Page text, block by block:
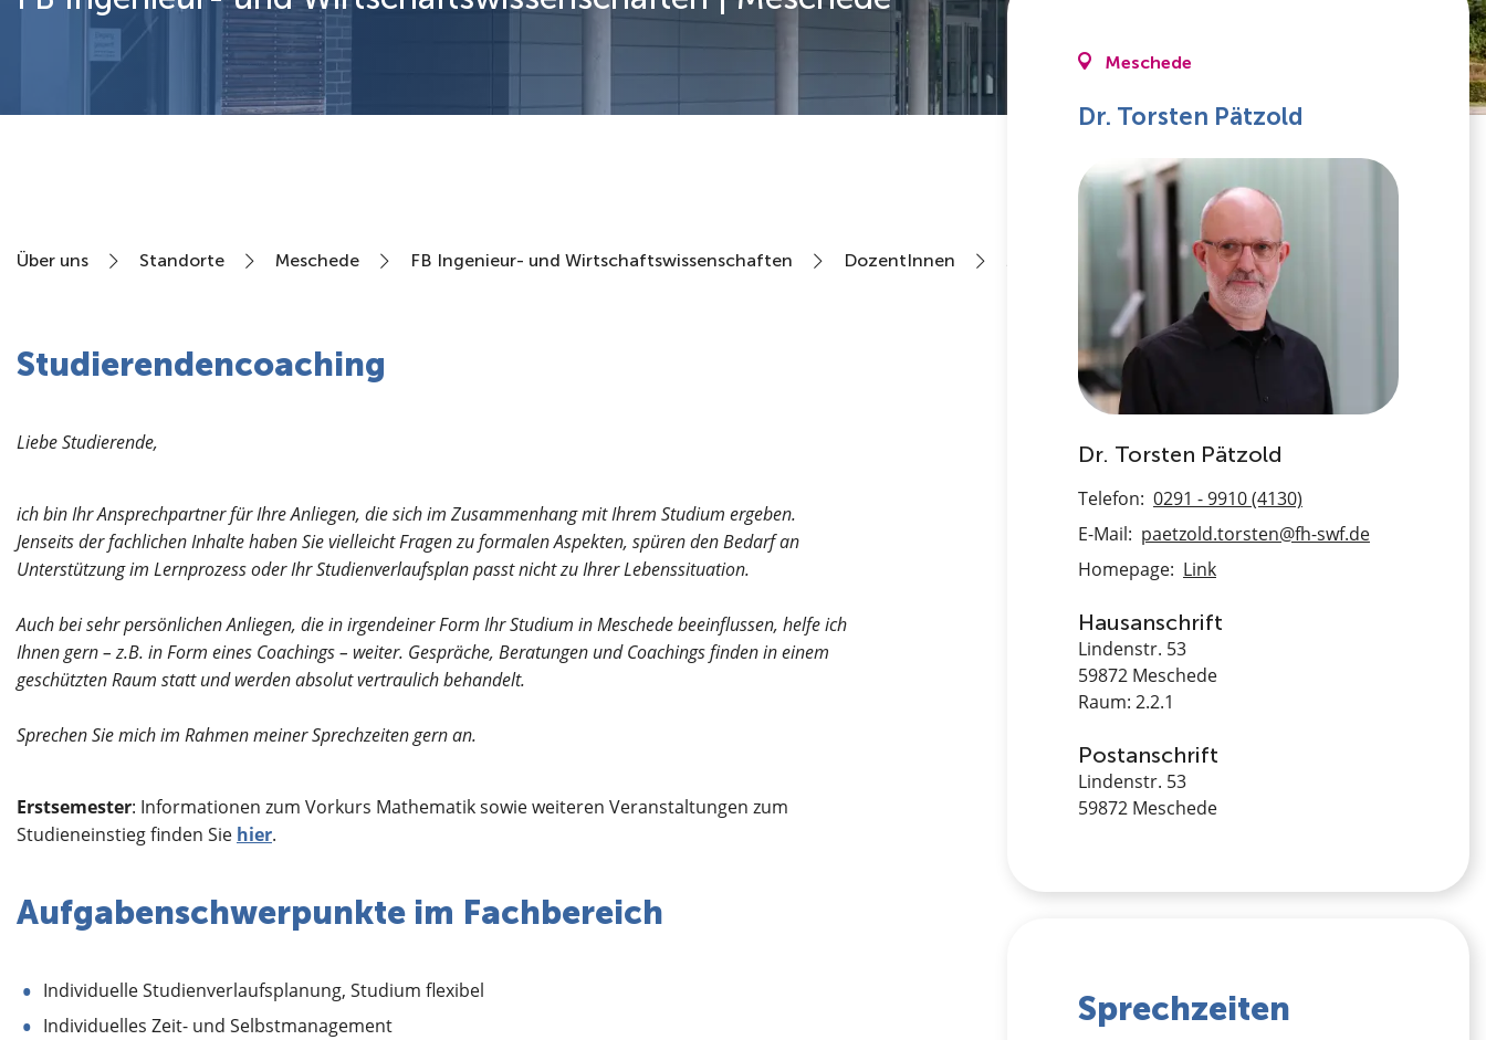
Über uns Standorte Meschede FB Ingenieur- und Wirtschaftswissenschaften DozentInnen Mitarbeiter
Studierendencoaching
Liebe Studierende,
ich bin Ihr Ansprechpartner für Ihre Anliegen, die sich im Zusammenhang mit Ihrem Studium ergeben.
Jenseits der fachlichen Inhalte haben Sie vielleicht Fragen zu formalen Aspekten, spüren den Bedarf an
Unterstützung im Lernprozess oder Ihr Studienverlaufsplan passt nicht zu Ihrer Lebenssituation.
Auch bei sehr persönlichen Anliegen, die in irgendeiner Form Ihr Studium in Meschede beeinflussen, helfe ich
Ihnen gern – z.B. in Form eines Coachings – weiter. Gespräche, Beratungen und Coachings finden in einem
geschützten Raum statt und werden absolut vertraulich behandelt.
Sprechen Sie mich im Rahmen meiner Sprechzeiten gern an.
Erstsemester: Informationen zum Vorkurs Mathematik sowie weiteren Veranstaltungen zum
Studieneinstieg finden Sie hier.
Aufgabenschwerpunkte im Fachbereich
Individuelle Studienverlaufsplanung, Studium flexibel
Individuelles Zeit- und Selbstmanagement
Meschede
Dr. Torsten Pätzold
Dr. Torsten Pätzold
Telefon: 0291 - 9910 (4130)
E-Mail: paetzold.torsten@fh-swf.de
Homepage: Link
Hausanschrift
Lindenstr. 53
59872 Meschede
Raum: 2.2.1
Postanschrift
Lindenstr. 53
59872 Meschede
Sprechzeiten